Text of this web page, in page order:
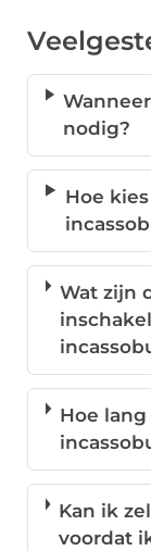
nodig?
Hoe
Wat zijn
Hoe
Kan ik
voordat